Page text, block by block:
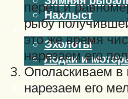
Нахлыст
Снаряжение
Эхолоты
Лодки и
Узлы
Рецепты
перец и
рыбу
это же время
нарезаем его
Ополаскиваем
нарезаем его